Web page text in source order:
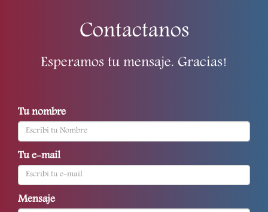
Contactanos
Esperamos tu mensaje. Gracias!
Tu nombre
Tu e-mail
Mensaje